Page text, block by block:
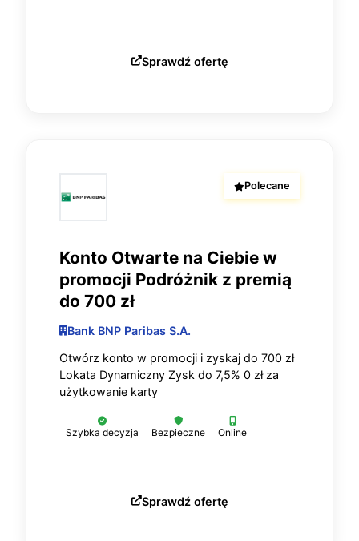
Sprawdź ofertę
Polecane
Konto Otwarte na Ciebie w
promocji Podróżnik z premią
do 700 zł
Bank BNP Paribas S.A.
Otwórz konto w promocji i zyskaj do 700 zł
Lokata Dynamiczny Zysk do 7,5% 0 zł za
użytkowanie karty
Szybka decyzja Bezpieczne Online
Sprawdź ofertę